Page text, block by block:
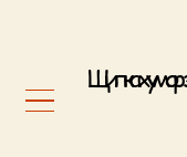
Щипка хумор